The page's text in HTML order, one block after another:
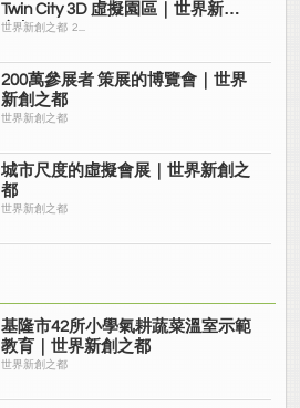
Twin City 3D 虛擬園區｜世界新創
之都
世界新創之都 2...
200萬參展者 策展的博覽會｜世界
新創之都
世界新創之都
城市尺度的虛擬會展｜世界新創之
都
世界新創之都
基隆市42所小學氣耕蔬菜溫室示範
教育｜世界新創之都
世界新創之都